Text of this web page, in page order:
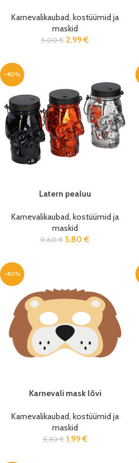
Karnevalikaubad, kostüümid ja
maskid
5,00€ 2,99€
-40%
Latern pealuu
Karnevalikaubad, kostüümid ja
maskid
9,60€ 5,80 €
-40%
Karnevali mask lõvi
Karnevalikaubad, kostüümid ja
maskid
3,30€ 1,99€